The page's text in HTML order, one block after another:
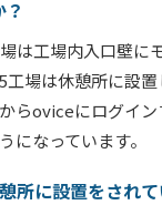
は工場内入口壁に
工場は休憩所に設
らoviceにログイ
になっています。
所に設置をされて